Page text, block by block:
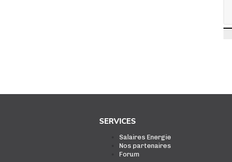
SERVICES
Salaires Energie
Nos partenaires
Forum